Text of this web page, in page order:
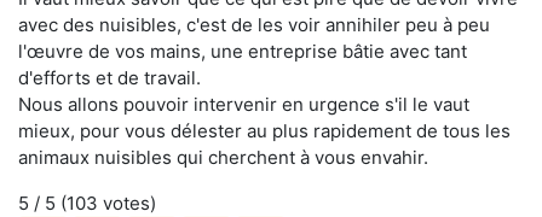
avec des nuisibles, c'est de les voir annihiler peu à peu
l'œuvre de vos mains, une entreprise bâtie avec tant
d'efforts et de travail.
Nous allons pouvoir intervenir en urgence s'il le vaut
mieux, pour vous délester au plus rapidement de tous les
animaux nuisibles qui cherchent à vous envahir.
5 / 5 (103 votes)